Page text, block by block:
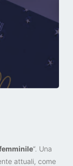
“. Una
attuali, come